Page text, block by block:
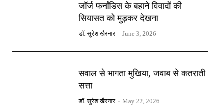
जॉर्ज फर्नांडिस के बहाने विवादों की
सियासत को मुड़कर देखना
डॉ. सुरेश खैरनार - June 3, 2026
सवाल से भागता मुखिया, जवाब से कतराती
सत्ता
डॉ. सुरेश खैरनार - May 22, 2026